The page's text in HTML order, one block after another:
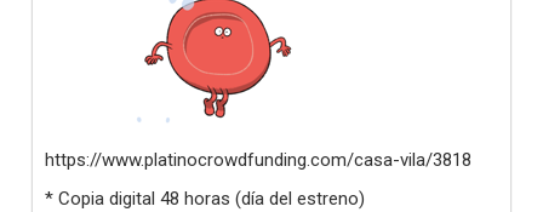
https://www.platinocrowdfunding.com/casa-vila/3818
* Copia digital 48 horas (día del estreno)